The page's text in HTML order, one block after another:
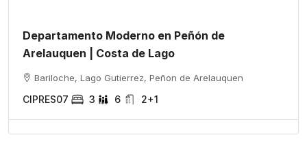
Departamento Moderno en Peñón de
Arelauquen | Costa de Lago
Bariloche, Lago Gutierrez, Peñon de Arelauquen
CIPRES07 3 6 2+1